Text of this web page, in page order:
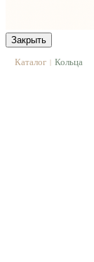
Закрыть
Каталог | Кольца